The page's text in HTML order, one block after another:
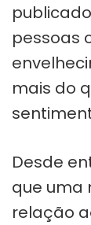
pessoas
mais do
Desde
que uma
relação